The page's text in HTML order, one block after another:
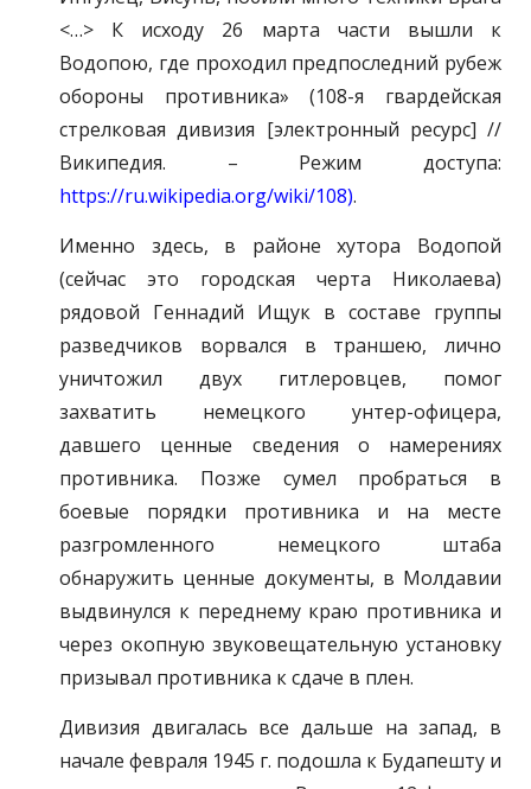
<…> К исходу 26 марта части вышли к
Водопою, где проходил предпоследний рубеж
обороны противника» (108-я гвардейская
стрелковая дивизия [электронный ресурс] //
Википедия. – Режим доступа:
https://ru.wikipedia.org/wiki/108).
Именно здесь, в районе хутора Водопой
(сейчас это городская черта Николаева)
рядовой Геннадий Ищук в составе группы
разведчиков ворвался в траншею, лично
уничтожил двух гитлеровцев, помог
захватить немецкого унтер-офицера,
давшего ценные сведения о намерениях
противника. Позже сумел пробраться в
боевые порядки противника и на месте
разгромленного немецкого штаба
обнаружить ценные документы, в Молдавии
выдвинулся к переднему краю противника и
через окопную звуковещательную установку
призывал противника к сдаче в плен.
Дивизия двигалась все дальше на запад, в
начале февраля 1945 г. подошла к Будапешту и